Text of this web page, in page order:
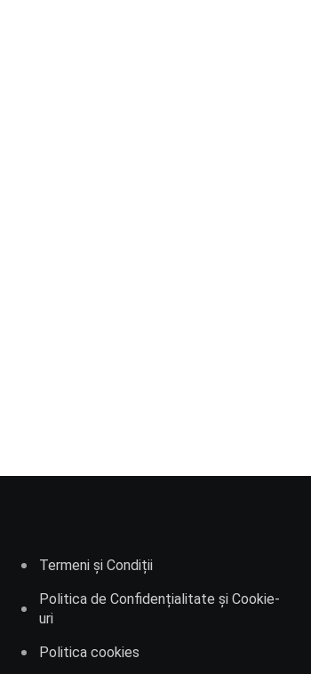
Termeni și Condiții
Politica de Confidențialitate și Cookie-
uri
Politica cookies